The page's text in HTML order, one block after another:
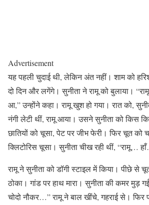
Advertisement
यह पहली चुदाई थी, लेकिन अंत नहीं। शाम को
दो दिन और लगेंगे। सुनीता ने रामू को बुलाया।
आ,” उन्होंने कहा। रामू खुश हो गया। रात को,
नंगी लेटी थीं, रामू आया। उसने सुनीता को किस
छातियों को चूसा, पेट पर जीभ फेरी। फिर चूत को
क्लिटोरिस चूसा। सुनीता चीख रही थीं, “रामू…
रामू ने सुनीता को डॉगी स्टाइल में किया। पीछे से
ठोका। गांड पर हाथ मारा। सुनीता की कमर मुड़
चोदो नौकर…” रामू ने बाल खींचे, गहराई से। फिर